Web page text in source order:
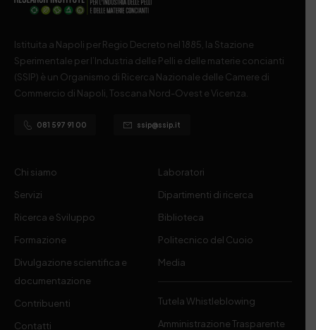
Istituita a Napoli per Regio Decreto nel 1885, la Stazione
Sperimentale per l’Industria delle Pelli e delle materie concianti
(SSIP) è un Organismo di Ricerca Nazionale delle Camere di
Commercio di Napoli, Toscana Nord-Ovest e Vicenza.
081 597 91 00 ssip@ssip.it
Chi siamo
Servizi
Ricerca e Sviluppo
Formazione
Divulgazione scientifica e
documentazione
Contribuenti
Contatti
Laboratori
Dipartimenti di ricerca
Biblioteca
Politecnico del Cuoio
Media
Tutela Whistleblowing
Amministrazione Trasparente